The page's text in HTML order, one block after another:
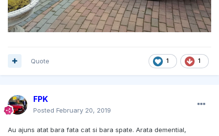
1 1
Quote
FPK
Posted February 20, 2019
Au ajuns atat bara fata cat si bara spate. Arata demential,